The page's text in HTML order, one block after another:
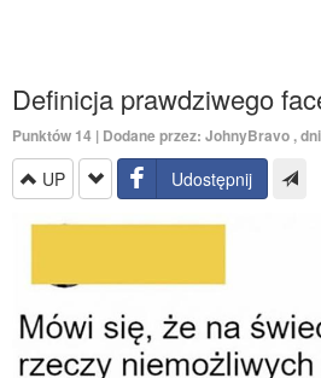
Definicja prawdziwego
Punktów 14 | Dodane przez: JohnyBravo,
UP Udostępnij